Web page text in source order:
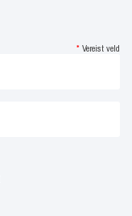
* Vereist veld